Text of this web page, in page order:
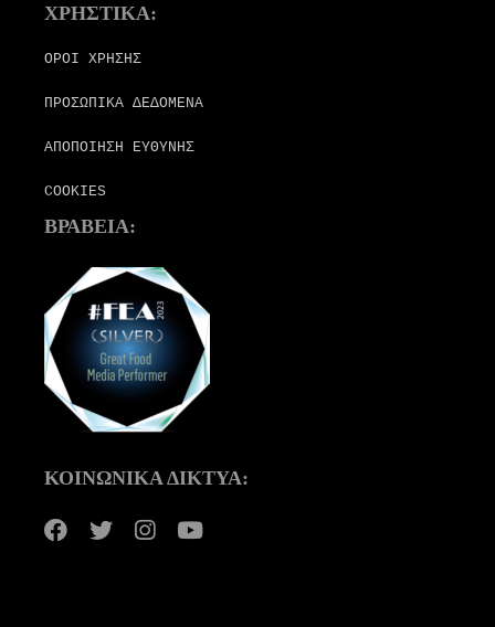
ΧΡΗΣΤΙΚΑ:
ΟΡΟΙ ΧΡΗΣΗΣ
ΠΡΟΣΩΠΙΚΑ ΔΕΔΟΜΕΝΑ
ΑΠΟΠΟΙΗΣΗ ΕΥΘΥΝΗΣ
COOKIES
ΒΡΑΒΕΙΑ:
ΚΟΙΝΩΝΙΚΑ ΔΙΚΤΥΑ: